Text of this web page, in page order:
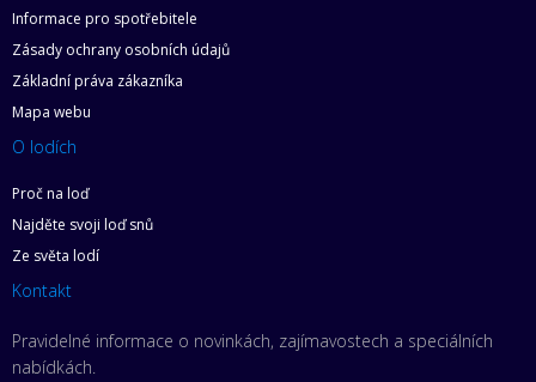
Informace pro spotřebitele
Zásady ochrany osobních údajů
Základní práva zákazníka
Mapa webu
O lodích
Proč na loď
Najděte svoji loď snů
Ze světa lodí
Kontakt
Pravidelné informace o novinkách, zajímavostech a speciálních
nabídkách.